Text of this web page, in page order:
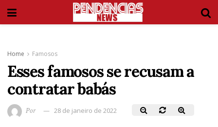
Home Famosos
Esses famosos se recusam a
contratar babás
Por 28 de janeiro de 2022